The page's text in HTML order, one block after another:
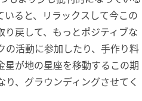
ると、リラックスして今この
戻して、もっとポジティブな
の活動に参加したり、手作り料
が地の星座を移動するこの期
、グラウンディングさせてく